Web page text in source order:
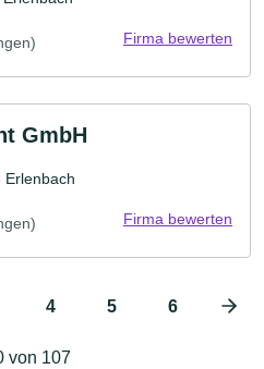
Firma bewerten
GmbH
Erlenbach
Firma bewerten
4 5 6
von 107